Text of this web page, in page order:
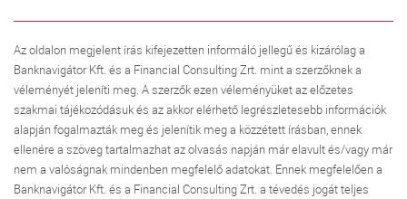
Az oldalon megjelent írás kifejezetten informáló jellegű és kizárólag a
Banknavigátor Kft. és a Financial Consulting Zrt. mint a szerzőknek a
véleményét jeleníti meg. A szerzők ezen véleményüket az előzetes
szakmai tájékozódásuk és az akkor elérhető legrészletesebb információk
alapján fogalmazták meg és jelenítik meg a közzétett írásban, ennek
ellenére a szöveg tartalmazhat az olvasás napján már elavult és/vagy már
nem a valóságnak mindenben megfelelő adatokat. Ennek megfelelően a
Banknavigátor Kft. és a Financial Consulting Zrt. a tévedés jogát teljes